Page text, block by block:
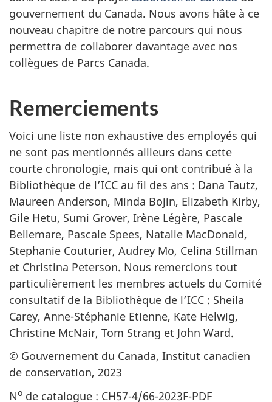
gouvernement du Canada. Nous avons hâte à ce
nouveau chapitre de notre parcours qui nous
permettra de collaborer davantage avec nos
collègues de Parcs Canada.
Remerciements
Voici une liste non exhaustive des employés qui
ne sont pas mentionnés ailleurs dans cette
courte chronologie, mais qui ont contribué à la
Bibliothèque de l’ICC au fil des ans : Dana Tautz,
Maureen Anderson, Minda Bojin, Elizabeth Kirby,
Gile Hetu, Sumi Grover, Irène Légère, Pascale
Bellemare, Pascale Spees, Natalie MacDonald,
Stephanie Couturier, Audrey Mo, Celina Stillman
et Christina Peterson. Nous remercions tout
particulièrement les membres actuels du Comité
consultatif de la Bibliothèque de l’ICC : Sheila
Carey, Anne-Stéphanie Etienne, Kate Helwig,
Christine McNair, Tom Strang et John Ward.
© Gouvernement du Canada, Institut canadien
de conservation, 2023
No de catalogue : CH57-4/66-2023F-PDF